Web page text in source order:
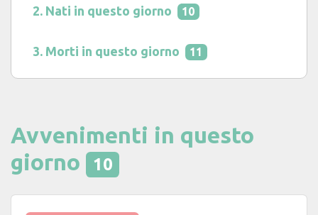
Nati in questo giorno 10
Morti in questo giorno 11
Avvenimenti in questo
giorno
10